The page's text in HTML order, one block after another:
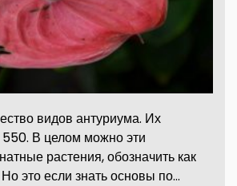
видов антуриума. Их
В целом можно эти
растения, обозначить как
это если знать основы по…